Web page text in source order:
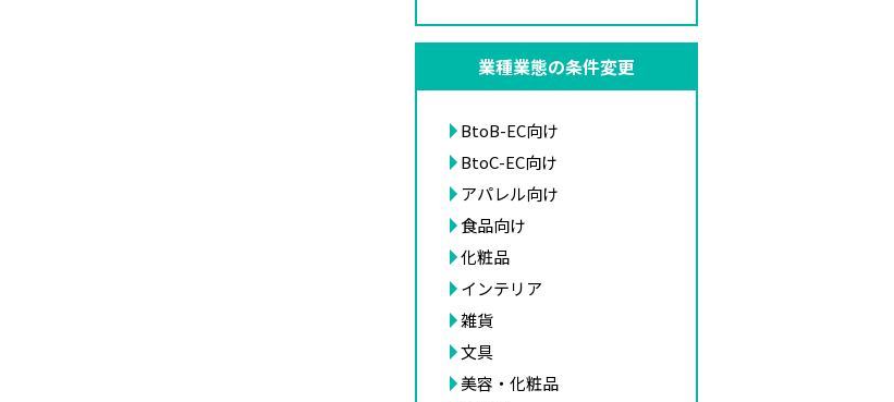
業種業態の条件変更
BtoB-EC向け
BtoC-EC向け
アパレル向け
食品向け
化粧品
インテリア
雑貨
文具
美容・化粧品